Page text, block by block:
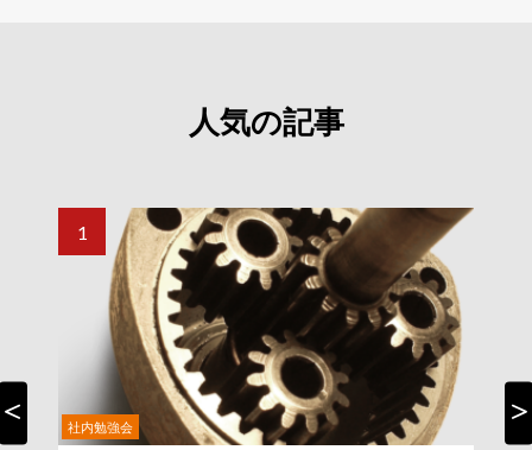
人気の記事
社内勉強会